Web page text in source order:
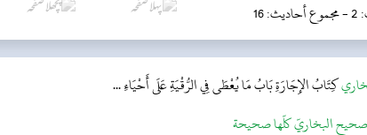
مجموع أحاديث: 16
كِتَابُ الإِجَارَةِبَابُ مَا يُعْطَى فِي الرُّقْيَةِ عَلَى أَحْيَاءِ ...
البخاريّ كلّها صحيحة